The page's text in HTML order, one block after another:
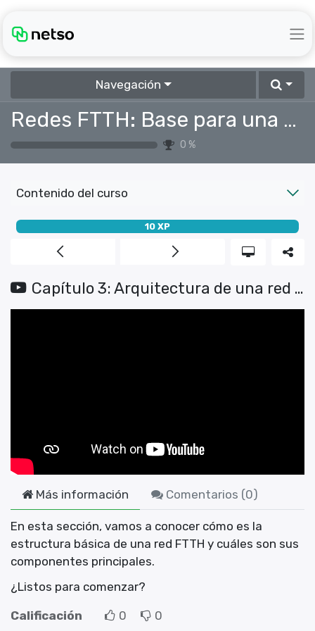
Navegación
Redes FTTH: Base para una conectividad robusta
0 %
Contenido del curso
Capítulo 3: Arquitectura de una red FTTH
10 XP
Más información Comentarios (0)
En esta sección, vamos a conocer cómo es la
estructura básica de una red FTTH y cuáles son sus
componentes principales.
¿Listos para comenzar?
Calificación 0 0